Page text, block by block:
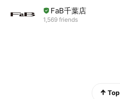
FaB千葉店
1,569 friends
Top